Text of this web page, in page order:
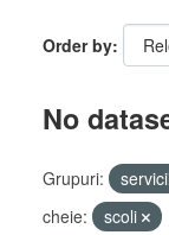
Order by
No
Grupuri:
cheie:
scoli